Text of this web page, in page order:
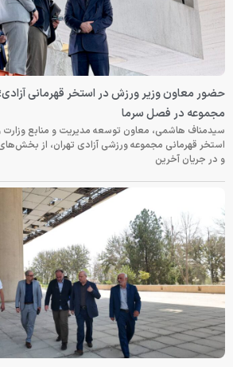
حضور معاون وزیر ورزش در استخر قهرمانی آزادی؛
مجموعه در فصل سرما
سیدمناف هاشمی، معاون توسعه مدیریت و منابع وزارت
استخر قهرمانی مجموعه ورزشی آزادی تهران، از
و در جریان آخرین